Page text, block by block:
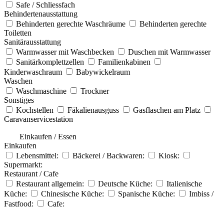
Safe / Schliessfach
Behindertenausstattung
Behinderten gerechte Waschräume
Behinderten gerechte
Toiletten
Sanitärausstattung
Warmwasser mit Waschbecken
Duschen mit Warmwasser
Sanitärkomplettzellen
Familienkabinen
Kinderwaschraum
Babywickelraum
Waschen
Waschmaschine
Trockner
Sonstiges
Kochstellen
Fäkalienausguss
Gasflaschen am Platz
Caravanservicestation
Einkaufen / Essen
Einkaufen
Lebensmittel:
Bäckerei / Backwaren:
Kiosk:
Supermarkt:
Restaurant / Cafe
Restaurant allgemein:
Deutsche Küche:
Italienische
Küche:
Chinesische Küche: Spanische Küche:
Imbiss /
Fastfood:
Cafe: